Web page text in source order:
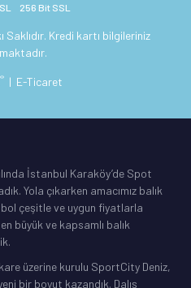
256 Bit SSL
Kredi kartı bilgileriniz
® | E-Ticaret
İstanbul Karaköy’de Spot
Yola çıkarken amacımız balık
bol çeşitle ve uygun fiyatlarla
büyük ve kapsamlı balık
üzerine kurulu SportCity Deniz,
bir boyut kazandık. Dalış